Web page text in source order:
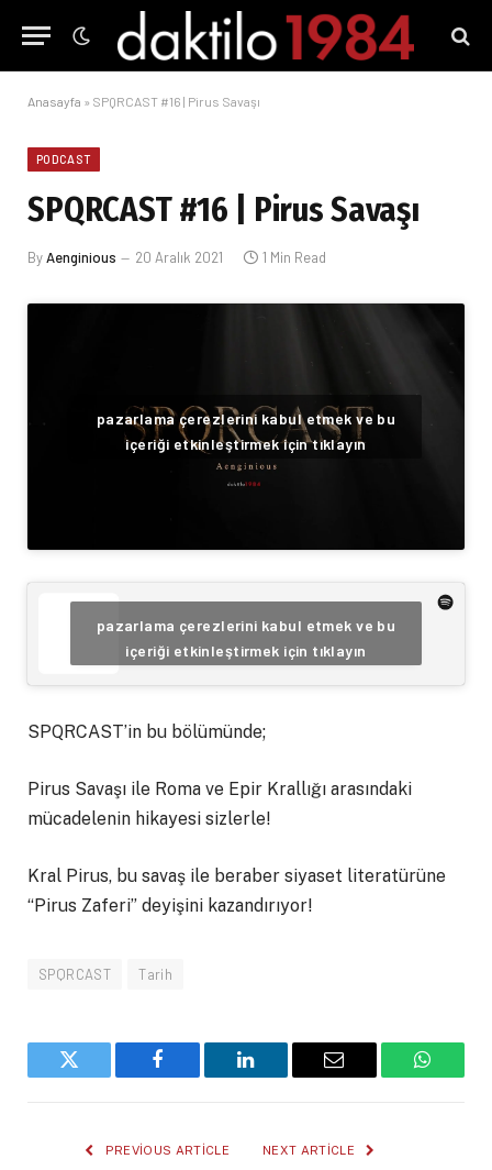
Anasayfa » SPQRCAST #16 | Pirus Savaşı
PODCAST
SPQRCAST #16 | Pirus Savaşı
ByAenginious 20 Aralık 2021 1 Min Read
pazarlama çerezlerini kabul etmek ve bu
içeriği etkinleştirmek için tıklayın
pazarlama çerezlerini kabul etmek ve bu
içeriği etkinleştirmek için tıklayın
SPQRCAST’in bu bölümünde;
Pirus Savaşı ile Roma ve Epir Krallığı arasındaki
mücadelenin hikayesi sizlerle!
Kral Pirus, bu savaş ile beraber siyaset literatürüne
“Pirus Zaferi” deyişini kazandırıyor!
SPQRCAST Tarih
Twitter Facebook LinkedIn Email
PREVIOUS ARTICLE NEXT ARTICLE